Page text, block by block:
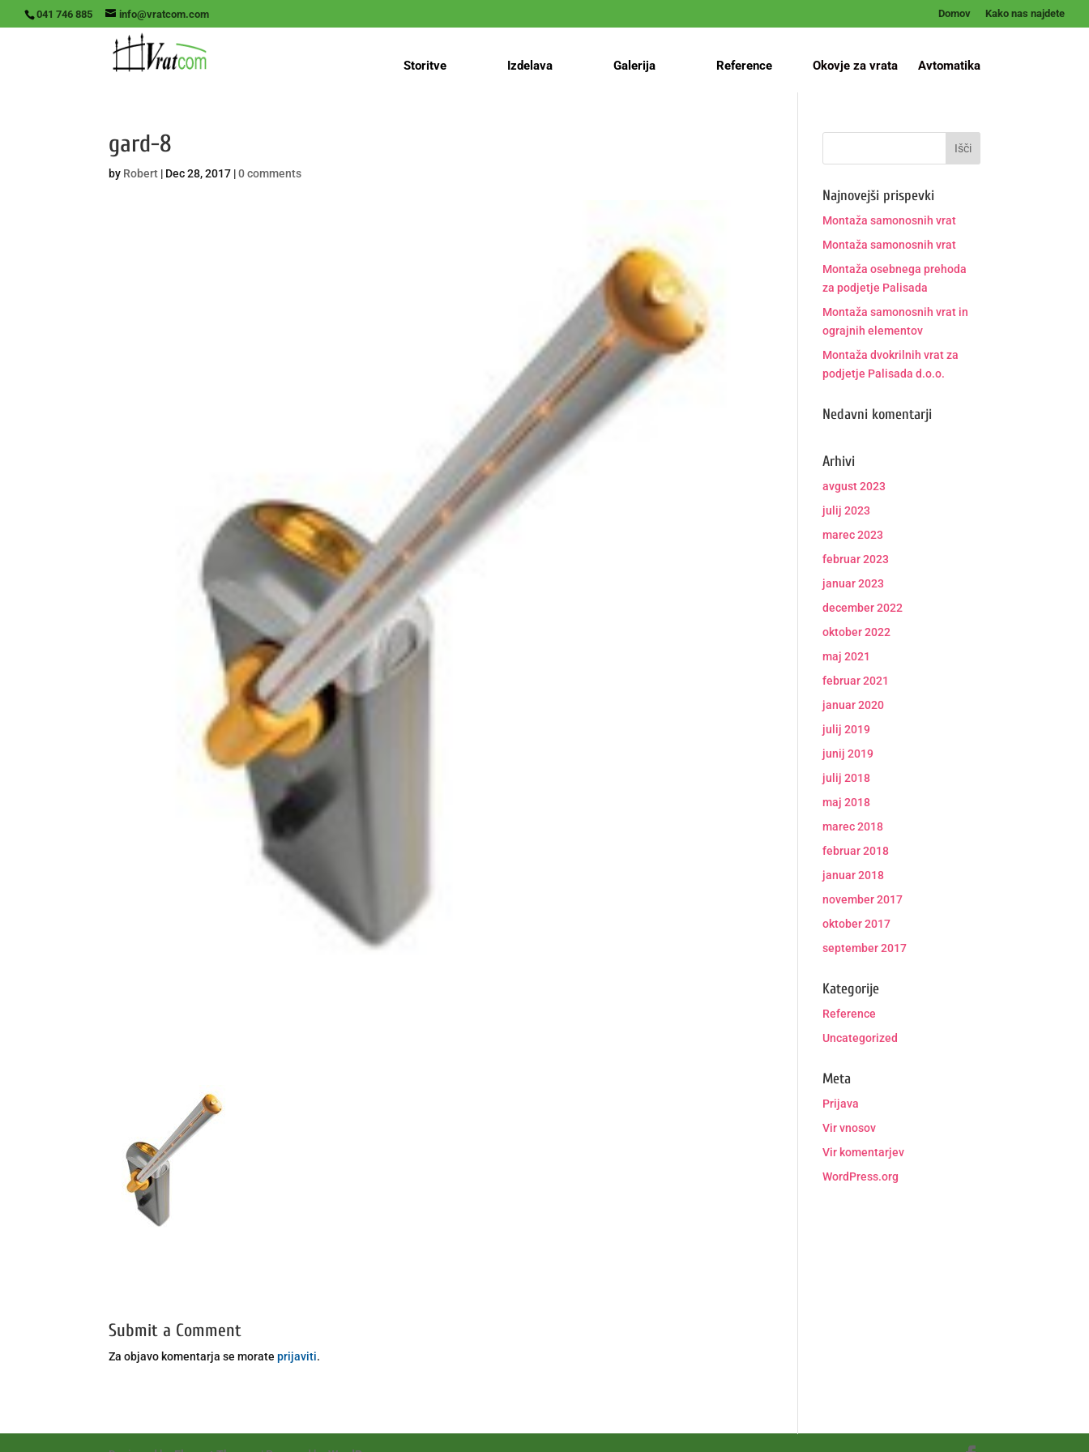
041 746 885 info@vratcom.com Domov Kako nas najdete
Storitve Izdelava Galerija Reference Okovje za vrata Avtomatika
gard-8
by Robert | Dec 28, 2017 |0 comments
Submit a Comment
Za objavo komentarja se morateprijaviti.
Najnovejši prispevki
Montaža samonosnih vrat
Montaža samonosnih vrat
Montaža osebnega prehoda
za podjetje Palisada
Montaža samonosnih vrat in
ograjnih elementov
Montaža dvokrilnih vrat za
podjetje Palisada d.o.o.
Nedavni komentarji
Arhivi
avgust 2023
julij 2023
marec 2023
februar 2023
januar 2023
december 2022
oktober 2022
maj 2021
februar 2021
januar 2020
julij 2019
junij 2019
julij 2018
maj 2018
marec 2018
februar 2018
januar 2018
november 2017
oktober 2017
september 2017
Kategorije
Reference
Uncategorized
Meta
Prijava
Vir vnosov
Vir komentarjev
WordPress.org